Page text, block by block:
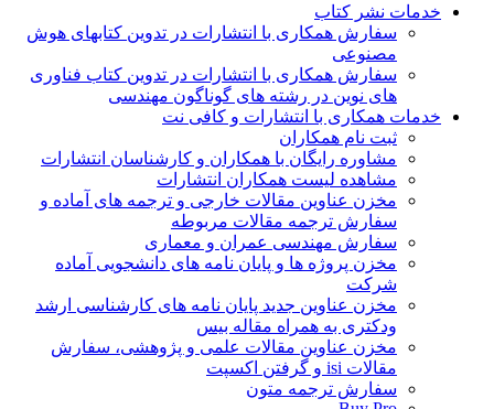
خدمات نشر کتاب
سفارش همکاری با انتشارات در تدوین کتابهای هوش
مصنوعی
سفارش همکاری با انتشارات در تدوین کتاب فناوری
های نوین در رشته های گوناگون مهندسی
خدمات همکاری با انتشارات و کافی نت
ثبت نام همکاران
مشاوره رایگان با همکاران و کارشناسان انتشارات
مشاهده لیست همکاران انتشارات
مخزن عناوین مقالات خارجی و ترجمه های آماده و
سفارش ترجمه مقالات مربوطه
سفارش مهندسی عمران و معماری
مخزن پروژه ها و پایان نامه های دانشجویی آماده
شرکت
مخزن عناوین جدید پایان نامه های کارشناسی ارشد
ودکتری به همراه مقاله بیس
مخزن عناوین مقالات علمی و پژوهشی، سفارش
مقالات isi و گرفتن اکسپت
سفارش ترجمه متون